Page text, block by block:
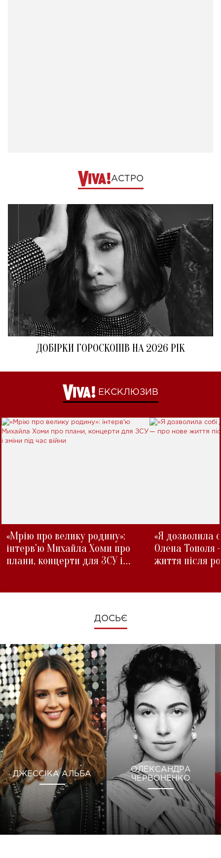
АСТРО
ДОБІРКИ ГОРОСКОПІВ НА 2026 РІК
ЕКСКЛЮЗИВ
«Мрію про велику родину»:
інтерв'ю Михайла Хоми про
плани, концерти для ЗСУ і
«Я дозволила
Олена Тополя
життя після
ДОСЬЄ
ДЖЕССІКА АЛЬБА
ОЛЕКСАНДРА
ЧЕРВОНЕНКО